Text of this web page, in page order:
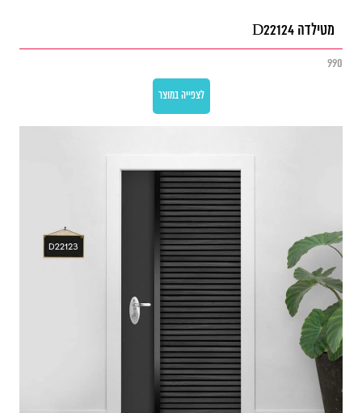
מטילדה D22124
990
לצפייה במוצר